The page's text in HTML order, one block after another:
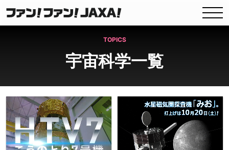
TOPICS
宇宙科学一覧